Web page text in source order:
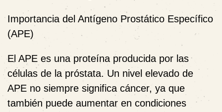
Importancia del Antígeno Prostático Específico
(APE)
El APE es una proteína producida por las
células de la próstata. Un nivel elevado de
APE no siempre significa cáncer, ya que
también puede aumentar en condiciones